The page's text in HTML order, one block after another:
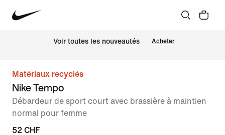
Voir toutes les nouveautés Acheter
Matériaux recyclés
Nike Tempo
Débardeur de sport court avec brassière à maintien
normal pour femme
52 CHF